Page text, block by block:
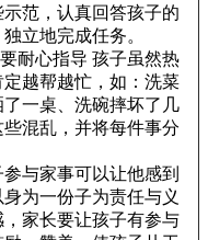
范，认真回答孩子的
立地完成任务。
耐心指导 孩子虽然热
越帮越忙，如：洗菜
一桌、洗碗摔坏了几
混乱，并将每件事分
与家事可以让他感到
为一份子为责任与义
家长要让孩子有参与